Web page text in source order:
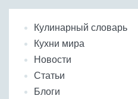
Кулинарный словарь
Кухни мира
Новости
Статьи
Блоги